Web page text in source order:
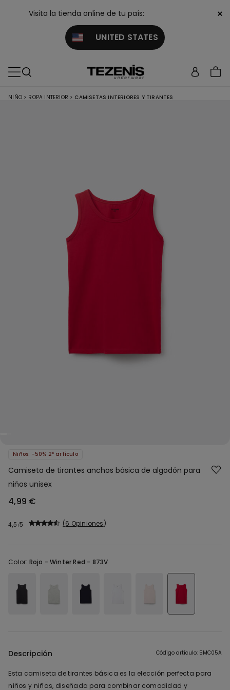
Visita la tienda online de tu país:
UNITED STATES
×
NIÑO > ROPA INTERIOR > CAMISETAS INTERIORES Y TIRANTES
Niños: -50% 2º artículo
Camiseta de tirantes anchos básica de algodón para
niños unisex
4,99 €
4,5 6 Opiniones
Color: Rojo -Winter Red - 873V
Descripción Código artículo: 5MC05A
Esta camiseta de tirantes básica es la elección perfecta para
niños y niñas, diseñada para combinar comodidad y